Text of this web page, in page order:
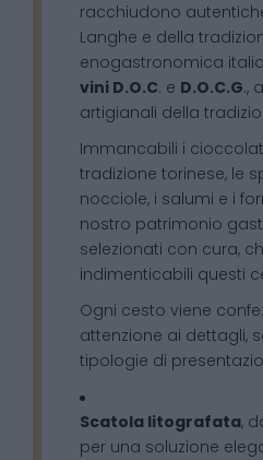
racchiudono
Langhe e della
enogastronomica
vini D.O.C. e D.O.C.G.,
artigianali della
Immancabili i
tradizione torinese, le
nocciole, i salumi e i
nostro patrimonio
selezionati con cura,
indimenticabili questi
Ogni cesto viene
attenzione ai dettagli,
tipologie di
Scatola litografata,
per una soluzione